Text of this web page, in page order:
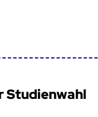
Studienwahl